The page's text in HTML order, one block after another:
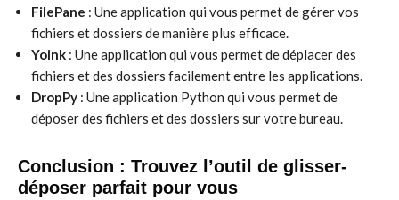
FilePane : Une application qui vous permet de gérer vos
fichiers et dossiers de manière plus efficace.
Yoink : Une application qui vous permet de déplacer des
fichiers et des dossiers facilement entre les applications.
DropPy : Une application Python qui vous permet de
déposer des fichiers et des dossiers sur votre bureau.
Conclusion : Trouvez l’outil de glisser-
déposer parfait pour vous